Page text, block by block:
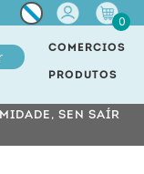
Miña
conta
0
COMERCIOS
PRODUTOS
SEN SAÍR